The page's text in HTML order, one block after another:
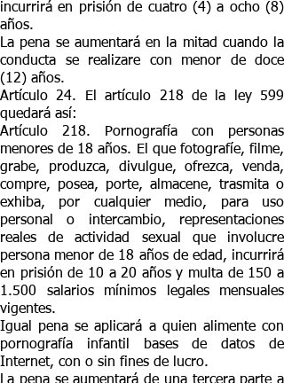
incurrirá en prisión de cuatro (4) a ocho (8)
años.
La pena se aumentará en la mitad cuando la
conducta se realizare con menor de doce
(12) años.
Artículo 24. El artículo 218 de la ley 599
quedará así:
Artículo 218. Pornografía con personas
menores de 18 años. El que fotografíe, filme,
grabe, produzca, divulgue, ofrezca, venda,
compre, posea, porte, almacene, trasmita o
exhiba, por cualquier medio, para uso
personal o intercambio, representaciones
reales de actividad sexual que involucre
persona menor de 18 años de edad, incurrirá
en prisión de 10 a 20 años y multa de 150 a
1.500 salarios mínimos legales mensuales
vigentes.
Igual pena se aplicará a quien alimente con
pornografía infantil bases de datos de
Internet, con o sin fines de lucro.